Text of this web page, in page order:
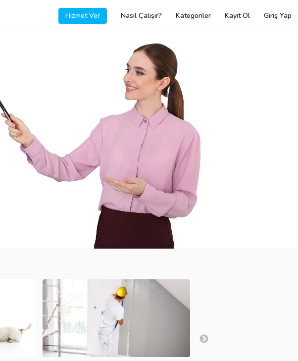
Hizmet Ver Nasıl Çalışır? Kategoriler Kayıt Ol Giriş Yap